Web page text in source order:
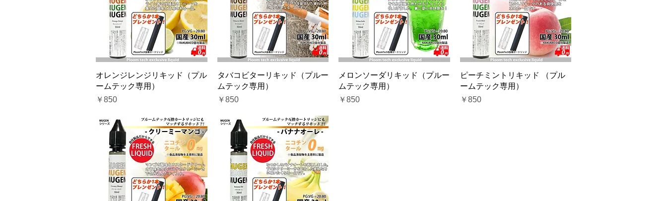
クイックビュー
オレンジレンジリキッド（プル
ームテック専用）
価格
￥850
クイックビュー
タバコビターリキッド（プルー
ムテック専用）
価格
￥850
クイックビュー
メロンソーダリキッド（プルー
ムテック専用）
価格
￥850
クイックビュー
ピーチミントリキッド （プル
ームテック専用）
価格
￥850